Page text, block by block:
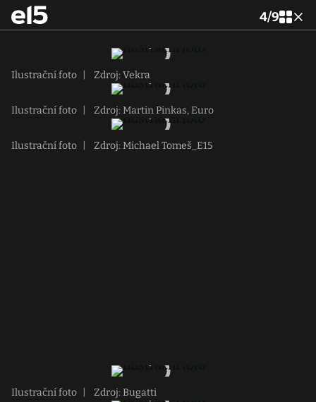
4/9
Ilustrační foto Zdroj: Vekra
Ilustrační foto Zdroj: Martin Pinkas, Euro
Ilustrační foto Zdroj: Michael Tomeš_E15
Ilustrační foto Zdroj: Bugatti